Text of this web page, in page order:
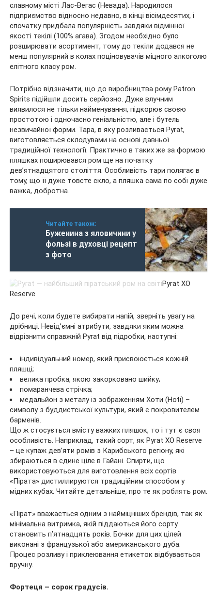
славному місті Лас-Вегас (Невада). Народилося
підприємство відносно недавно, в кінці вісімдесятих, і
спочатку придбала популярність завдяки відмінної
якості текілі (100% агава). Згодом необхідно було
розширювати асортимент, тому до текіли додався не
менш популярний в колах поціновувачів міцного алкоголю
елітного класу ром.
Потрібно відзначити, що до виробництва рому Patron
Spirits підійшли досить серйозно. Дуже влучним
виявилося не тільки найменування, підкорює своєю
простотою і одночасно геніальністю, але і бутель
незвичайної форми. Тара, в яку розливається Pyrat,
виготовляється склодувами на основі давньої
традиційної технології. Практично в таких же за формою
пляшках поширювався ром ще на початку
дев’ятнадцятого століття. Особливість тари полягає в
тому, що її дуже товсте скло, а пляшка сама по собі дуже
важка, добротна.
Читайте також:
Буженина з яловичини у
фользі в духовці рецепт
з фото
Pyrat XO
Reserve
До речі, коли будете вибирати напій, зверніть увагу на
дрібниці. Невід’ємні атрибути, завдяки яким можна
відрізнити справжній Pyrat від підробки, наступні:
індивідуальний номер, який присвоюється кожній
пляшці;
велика пробка, якою закорковано шийку;
помаранчева стрічка;
медальйон з металу із зображенням Хоти (Hoti) –
символу з буддистської культури, який є покровителем
барменів.
Що ж стосується вмісту важких пляшок, то і тут є своя
особливість. Наприклад, такий сорт, як Pyrat XO Reserve
– це купаж дев’яти ромів з Карибського регіону, які
збираються в єдине ціле в Гайані. Спирти, що
використовуються для виготовлення всіх сортів
«Пірата» дистиллируются традиційним способом у
мідних кубах. Читайте детальніше, про те як роблять ром.
«Пірат» вважається одним з найміцніших брендів, так як
мінімальна витримка, якій піддаються його сорту
становить п’ятнадцять років. Бочки для цих цілей
виконані з французької або американського дуба.
Процес розливу і приклеювання етикеток відбувається
вручну.
Фортеця – сорок градусів.